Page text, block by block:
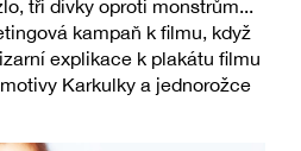
tři dívky oproti monstrům...
kampaň k filmu, když
explikace k plakátu filmu
Karkulky a jednorožce